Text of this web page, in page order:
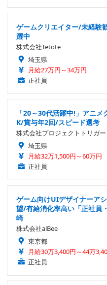
ゲームクリエイター/未経験
躍中
株式会社Tetote
埼玉県
月給27万円～34万円
正社員
「20～30代活躍中!」アニ
K/賞与年2回/スピード選考
株式会社プロジェクトトリガー
埼玉県
月給32万1,500円～60万円
正社員
ゲーム向けUIデザイナーア
望/有給消化率高い「正社員
崎
株式会社alBee
東京都
月給30万3,400円～44万
正社員